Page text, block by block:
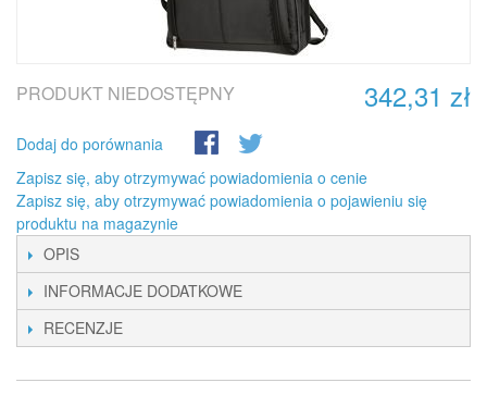
342,31 zł
PRODUKT NIEDOSTĘPNY
Dodaj do porównania
Zapisz się, aby otrzymywać powiadomienia o cenie
Zapisz się, aby otrzymywać powiadomienia o pojawieniu się
produktu na magazynie
OPIS
INFORMACJE DODATKOWE
RECENZJE